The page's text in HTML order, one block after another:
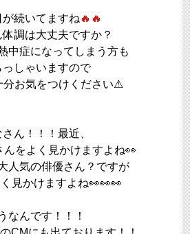
が続いてますね 🔥🔥
調は大丈夫ですか？
中症になってしまう方も
っしゃいますので
分お気をつけください⚠
ん！！！最近、
んをよく見かけますよね👀
人気の俳優さん？ですが
見かけますよね👀👀👀
なんです！！！